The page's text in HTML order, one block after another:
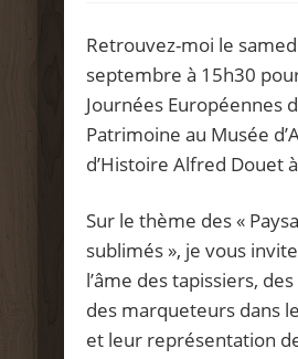
Retrouvez-moi le
septembre à 15h30
Journées Européennes
Patrimoine au Musée
d’Histoire Alfred Douet
Sur le thème des «
sublimés », je vous
l’âme des tapissiers,
des marqueteurs dans
et leur représentation